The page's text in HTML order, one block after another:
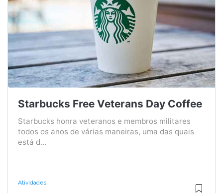
Starbucks Free Veterans Day Coffee
Starbucks honra veteranos e membros militares
todos os anos de várias maneiras, uma das quais
está d...
Atividades